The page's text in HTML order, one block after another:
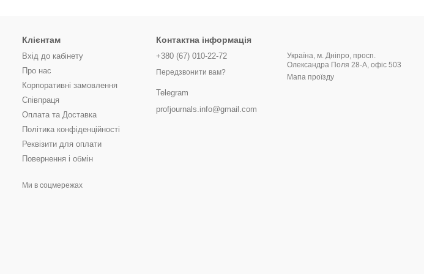
Клієнтам
Вхід до кабінету
Про нас
Корпоративні замовлення
Співпраця
Оплата та Доставка
Політика конфіденційності
Реквізити для оплати
Повернення і обмін
Ми в соцмережах
Контактна інформація
+380 (67) 010-22-72
Передзвонити вам?
Telegram
profjournals.info@gmail.com
Україна, м. Дніпро, просп.
Олександра Поля 28-А, офіс 503
Мапа проїзду